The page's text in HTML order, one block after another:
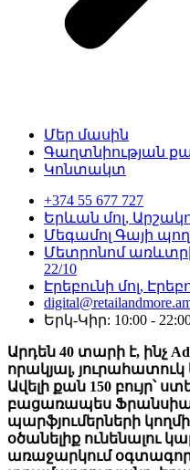
Մեր մասին
Գաղտնիության
Կոնտակտ
+374 55 677 727
Երևան մոլ,
Մեգամոլ Գայի
Մետրոնոմ
22/10
Էրեբունի մոլ,
Երկ-Կիր: 10:00 -
Արդեն 40 տարի է, ինչ
որակյալ,
Ավելի քան 150
բացառապես
պարֆյումերների
օծանելիք ունենալու
առաջարկում